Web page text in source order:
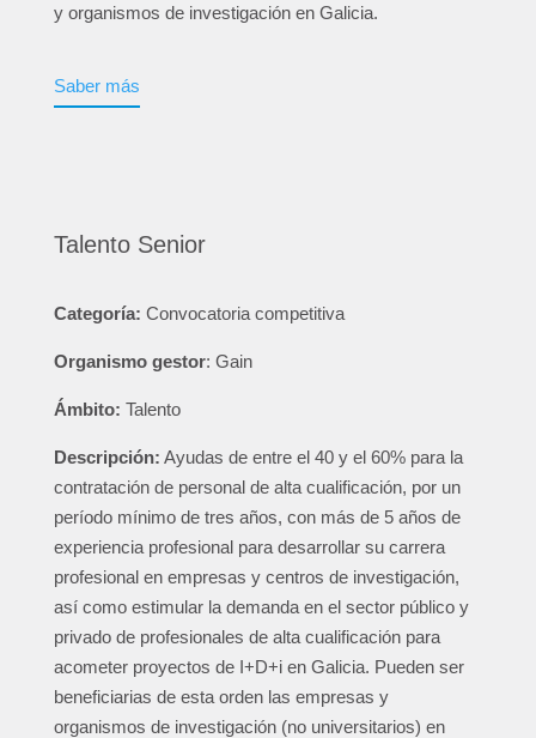
y organismos de investigación en Galicia.
Saber más
Talento Senior
Categoría: Convocatoria competitiva
Organismo gestor: Gain
Ámbito: Talento
Descripción: Ayudas de entre el 40 y el 60% para la
contratación de personal de alta cualificación, por un
período mínimo de tres años, con más de 5 años de
experiencia profesional para desarrollar su carrera
profesional en empresas y centros de investigación,
así como estimular la demanda en el sector público y
privado de profesionales de alta cualificación para
acometer proyectos de I+D+i en Galicia. Pueden ser
beneficiarias de esta orden las empresas y
organismos de investigación (no universitarios) en